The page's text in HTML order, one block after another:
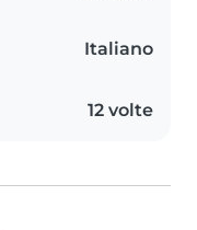
Italiano
12 volte